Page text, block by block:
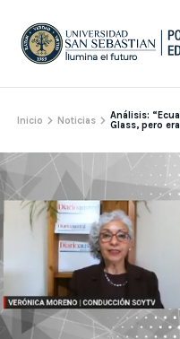
Inicio Noticias
Análisis:
Glass, pero